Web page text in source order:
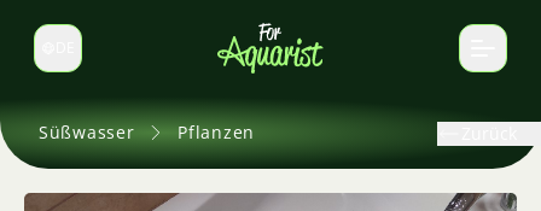
Sprache wechseln
Süßwasser Pflanzen